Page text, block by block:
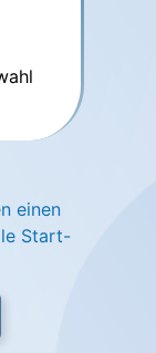
einen
Start-